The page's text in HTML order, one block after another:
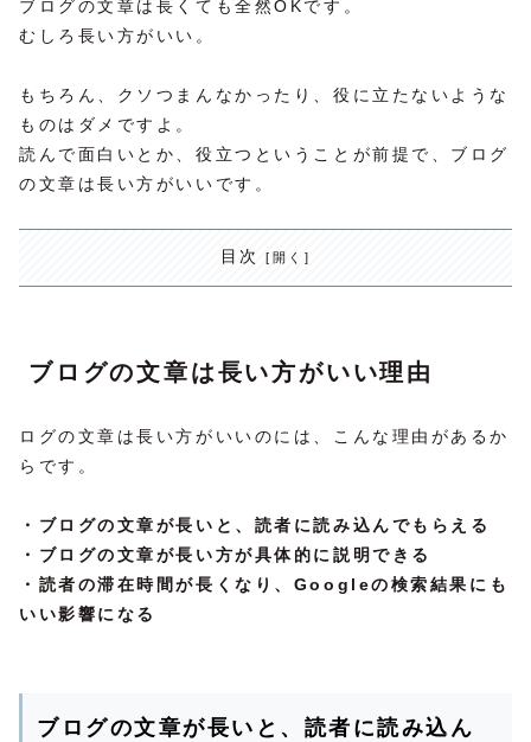
ブログの文章は長くても全然OKです。
むしろ長い方がいい。
もちろん、クソつまんなかったり、役に立たないような
ものはダメですよ。
読んで面白いとか、役立つということが前提で、ブログ
の文章は長い方がいいです。
目次
ブログの文章は長い方がいい理由
ログの文章は長い方がいいのには、こんな理由があるか
らです。
・ブログの文章が長いと、読者に読み込んでもらえる
・ブログの文章が長い方が具体的に説明できる
・読者の滞在時間が長くなり、Googleの検索結果にも
いい影響になる
ブログの文章が長いと、読者に読み込ん